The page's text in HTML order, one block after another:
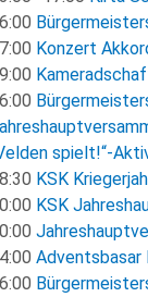
Konzert
spielt!“-
KSK
KSK
Adventsbasar